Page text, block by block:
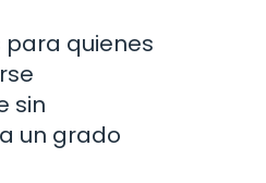
para quienes
sin
un grado